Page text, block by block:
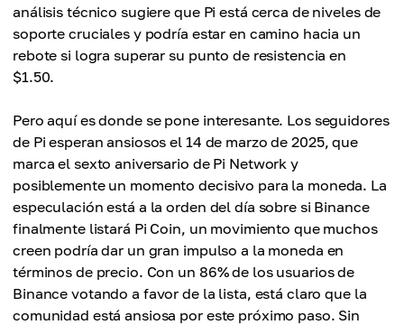
análisis técnico sugiere que Pi está cerca de niveles de
soporte cruciales y podría estar en camino hacia un
rebote si logra superar su punto de resistencia en
$1.50.
Pero aquí es donde se pone interesante. Los seguidores
de Pi esperan ansiosos el 14 de marzo de 2025, que
marca el sexto aniversario de Pi Network y
posiblemente un momento decisivo para la moneda. La
especulación está a la orden del día sobre si Binance
finalmente listará Pi Coin, un movimiento que muchos
creen podría dar un gran impulso a la moneda en
términos de precio. Con un 86% de los usuarios de
Binance votando a favor de la lista, está claro que la
comunidad está ansiosa por este próximo paso. Sin